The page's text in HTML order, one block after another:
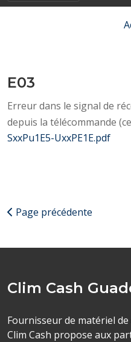
E03
Erreur dans le signal de
depuis la télécommande
SxxPu1E5-UxxPE1E.pdf
Page précédente
Clim Cash
Fournisseur de matériel
Clim Cash propose aux